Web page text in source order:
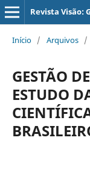
Revista Visão:
Início / Arquivos /
GESTÃO
ESTUDO